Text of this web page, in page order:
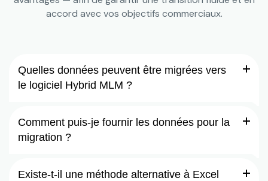
accord avec vos objectifs commerciaux.
Quelles données peuvent être migrées vers
le logiciel Hybrid MLM ?
Comment puis-je fournir les données pour la
migration ?
Existe-t-il une méthode alternative à Excel